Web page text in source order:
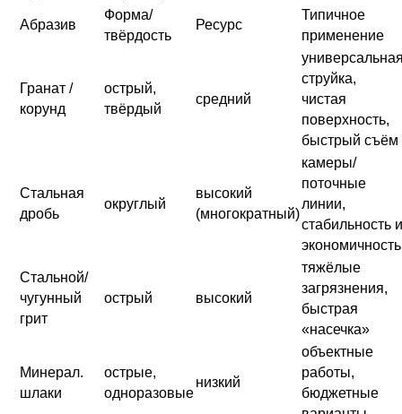
Абразив
Форма/
твёрдость
Ресурс
Типичное
применение
Гранат /
корунд
острый,
твёрдый
средний
струйка,
чистая
поверхность,
быстрый съём
Стальная
дробь
округлый
высокий
(многократный)
камеры/
поточные
линии,
стабильность и
экономичность
Стальной/
чугунный
грит
острый высокий
тяжёлые
загрязнения,
быстрая
«насечка»
Минерал.
шлаки
острые,
одноразовые
низкий
объектные
работы,
бюджетные